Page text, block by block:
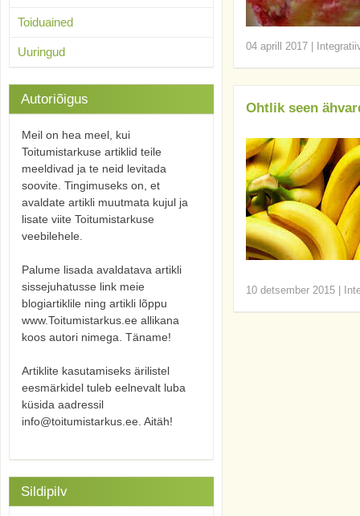
04 aprill 2017
Ohtlik seen
10 detsember 2015
Toiduained
Uuringud
Autoriõigus
Meil on hea meel, kui
Toitumistarkuse artiklid teile
meeldivad ja te neid levitada
soovite. Tingimuseks on, et
avaldate artikli muutmata kujul ja
lisate viite Toitumistarkuse
veebilehele.
Palume lisada avaldatava artikli
sissejuhatusse link meie
blogiartiklile ning artikli lõppu
www.Toitumistarkus.ee allikana
koos autori nimega. Täname!
Artiklite kasutamiseks ärilistel
eesmärkidel tuleb eelnevalt luba
küsida aadressil
info@toitumistarkus.ee. Aitäh!
Sildipilv